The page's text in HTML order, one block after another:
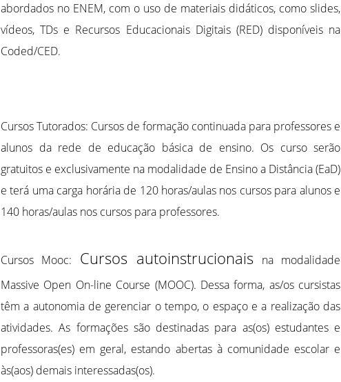
abordados no ENEM, com o uso de materiais didáticos, como slides,
vídeos, TDs e Recursos Educacionais Digitais (RED) disponíveis na
Coded/CED.
Cursos Tutorados: Cursos de formação continuada para professores e
alunos da rede de educação básica de ensino. Os curso serão
gratuitos e exclusivamente na modalidade de Ensino a Distância (EaD)
e terá uma carga horária de 120 horas/aulas nos cursos para alunos e
140 horas/aulas nos cursos para professores.
Cursos Mooc: Cursos autoinstrucionais na modalidade
Massive Open On-line Course (MOOC). Dessa forma, as/os cursistas
têm a autonomia de gerenciar o tempo, o espaço e a realização das
atividades. As formações são destinadas para as(os) estudantes e
professoras(es) em geral, estando abertas à comunidade escolar e
às(aos) demais interessadas(os).